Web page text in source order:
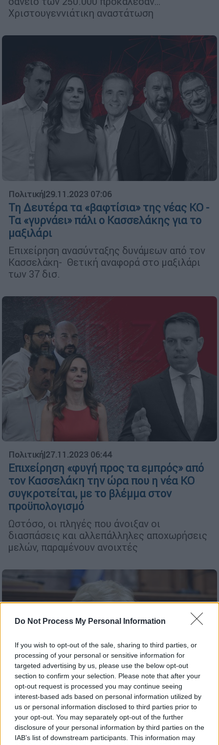
Do Not Process My Personal Information
If you wish to opt-out of the sale, sharing to third parties, or
processing of your personal or sensitive information for
targeted advertising by us, please use the below opt-out
section to confirm your selection. Please note that after your
opt-out request is processed you may continue seeing
interest-based ads based on personal information utilized by
us or personal information disclosed to third parties prior to
your opt-out. You may separately opt-out of the further
disclosure of your personal information by third parties on the
IAB’s list of downstream participants. This information may
Χριστουγεννιάτικη αναστάτωση
Πολιτική|29.11.2023 07:06
Τη Δευτέρα τα «βαφτίσια» της νέας ΚΟ -
Τα «γυρνάει» πάλι ο Κασσελάκης για το
μαξιλάρι
Επιχείρηση ανασύνταξης δυνάμεων από τον
Κασσελάκη- Θετική αναφορά στο μαξιλάρι
των 37 δισ.
Πολιτική|27.11.2023 06:44
Επιχείρηση «φυγή προς τα εμπρός» από
τον Κασσελάκη την ώρα που η νέα ΚΟ
συγκροτείται, με το βλέμμα στον
προϋπολογισμό
Ωστόσο, οι πληγές που άνοιξαν οι
διασπάσεις και αλλεπάλληλες αποχωρήσεις
μελών, παραμένουν ανοιχτές
Πολιτική|24.11.2023 10:15
Αναγνωστοπούλου στο OPEN: Η μεγάλη